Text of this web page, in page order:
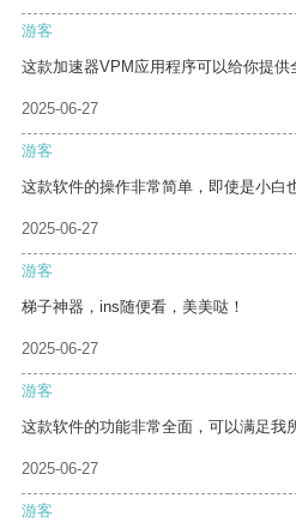
游客
这款加速器VPM应用程序可以给你提供
2025-06-27
游客
这款软件的操作非常简单，即使是小白
2025-06-27
游客
梯子神器，ins随便看，美美哒！
2025-06-27
游客
这款软件的功能非常全面，可以满足我
2025-06-27
游客